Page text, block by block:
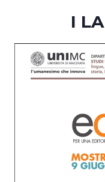
I